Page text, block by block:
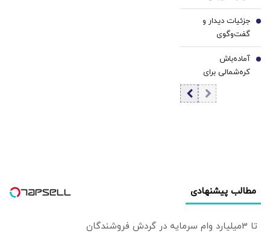
راهپیمایی روز
قدس شناسایی
شد؟
قیمت بنزین اعلام
شد
جزئیات دیدار و
گفت‌وگوی
پزشکیان با رهبر
انقلاب اعلام شد
6
آماده‌باش
کره‌شمالی برای
اعزام هزاران نیروی
نظامی / جنگ
7
مطالب پیشنهادی
تا 3میلیارد وام سرمایه در گردش فروشندگان